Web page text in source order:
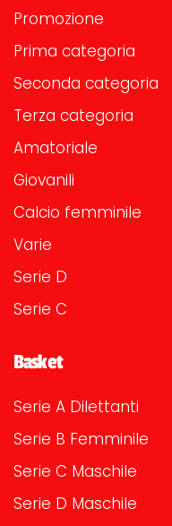
Promozione
Prima categoria
Seconda categoria
Terza categoria
Amatoriale
Giovanili
Calcio femminile
Varie
Serie D
Serie C
Basket
Serie A Dilettanti
Serie B Femminile
Serie C Maschile
Serie D Maschile